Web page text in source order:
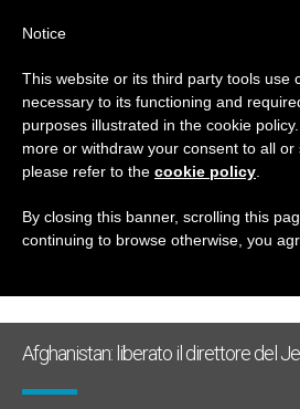
GIORNO
Febbraio
ULTIME NOTIZIE
Afghanistan: liberato il direttore del
Notice
This website or its third party tools use
necessary to its functioning and
purposes illustrated in the cookie
more or withdraw your consent to all or
please refer to the cookie policy
By closing this banner, scrolling this
continuing to browse otherwise, you